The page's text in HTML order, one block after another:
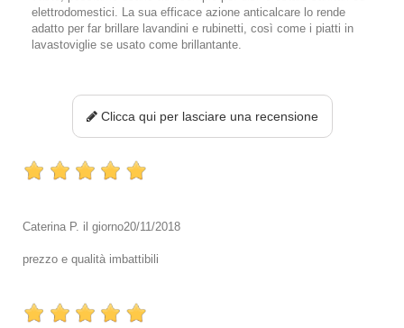
elettrodomestici. La sua efficace azione anticalcare lo rende
adatto per far brillare lavandini e rubinetti, così come i piatti in
lavastoviglie se usato come brillantante.
Clicca qui per lasciare una recensione
Caterina P. il giorno20/11/2018
prezzo e qualità imbattibili